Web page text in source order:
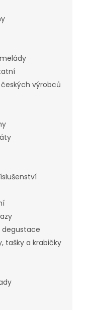
výrobců
degustace
tašky a krabičky